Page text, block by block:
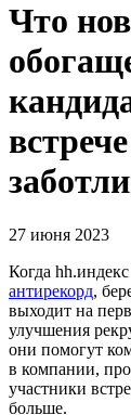
Что
27 июня 2023
Когда
антирекорд,
выходит на
улучшения
они помогут
в компании,
участники
больше.